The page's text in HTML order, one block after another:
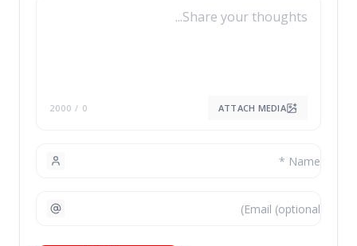
ATTACH MEDIA
0
/ 2000